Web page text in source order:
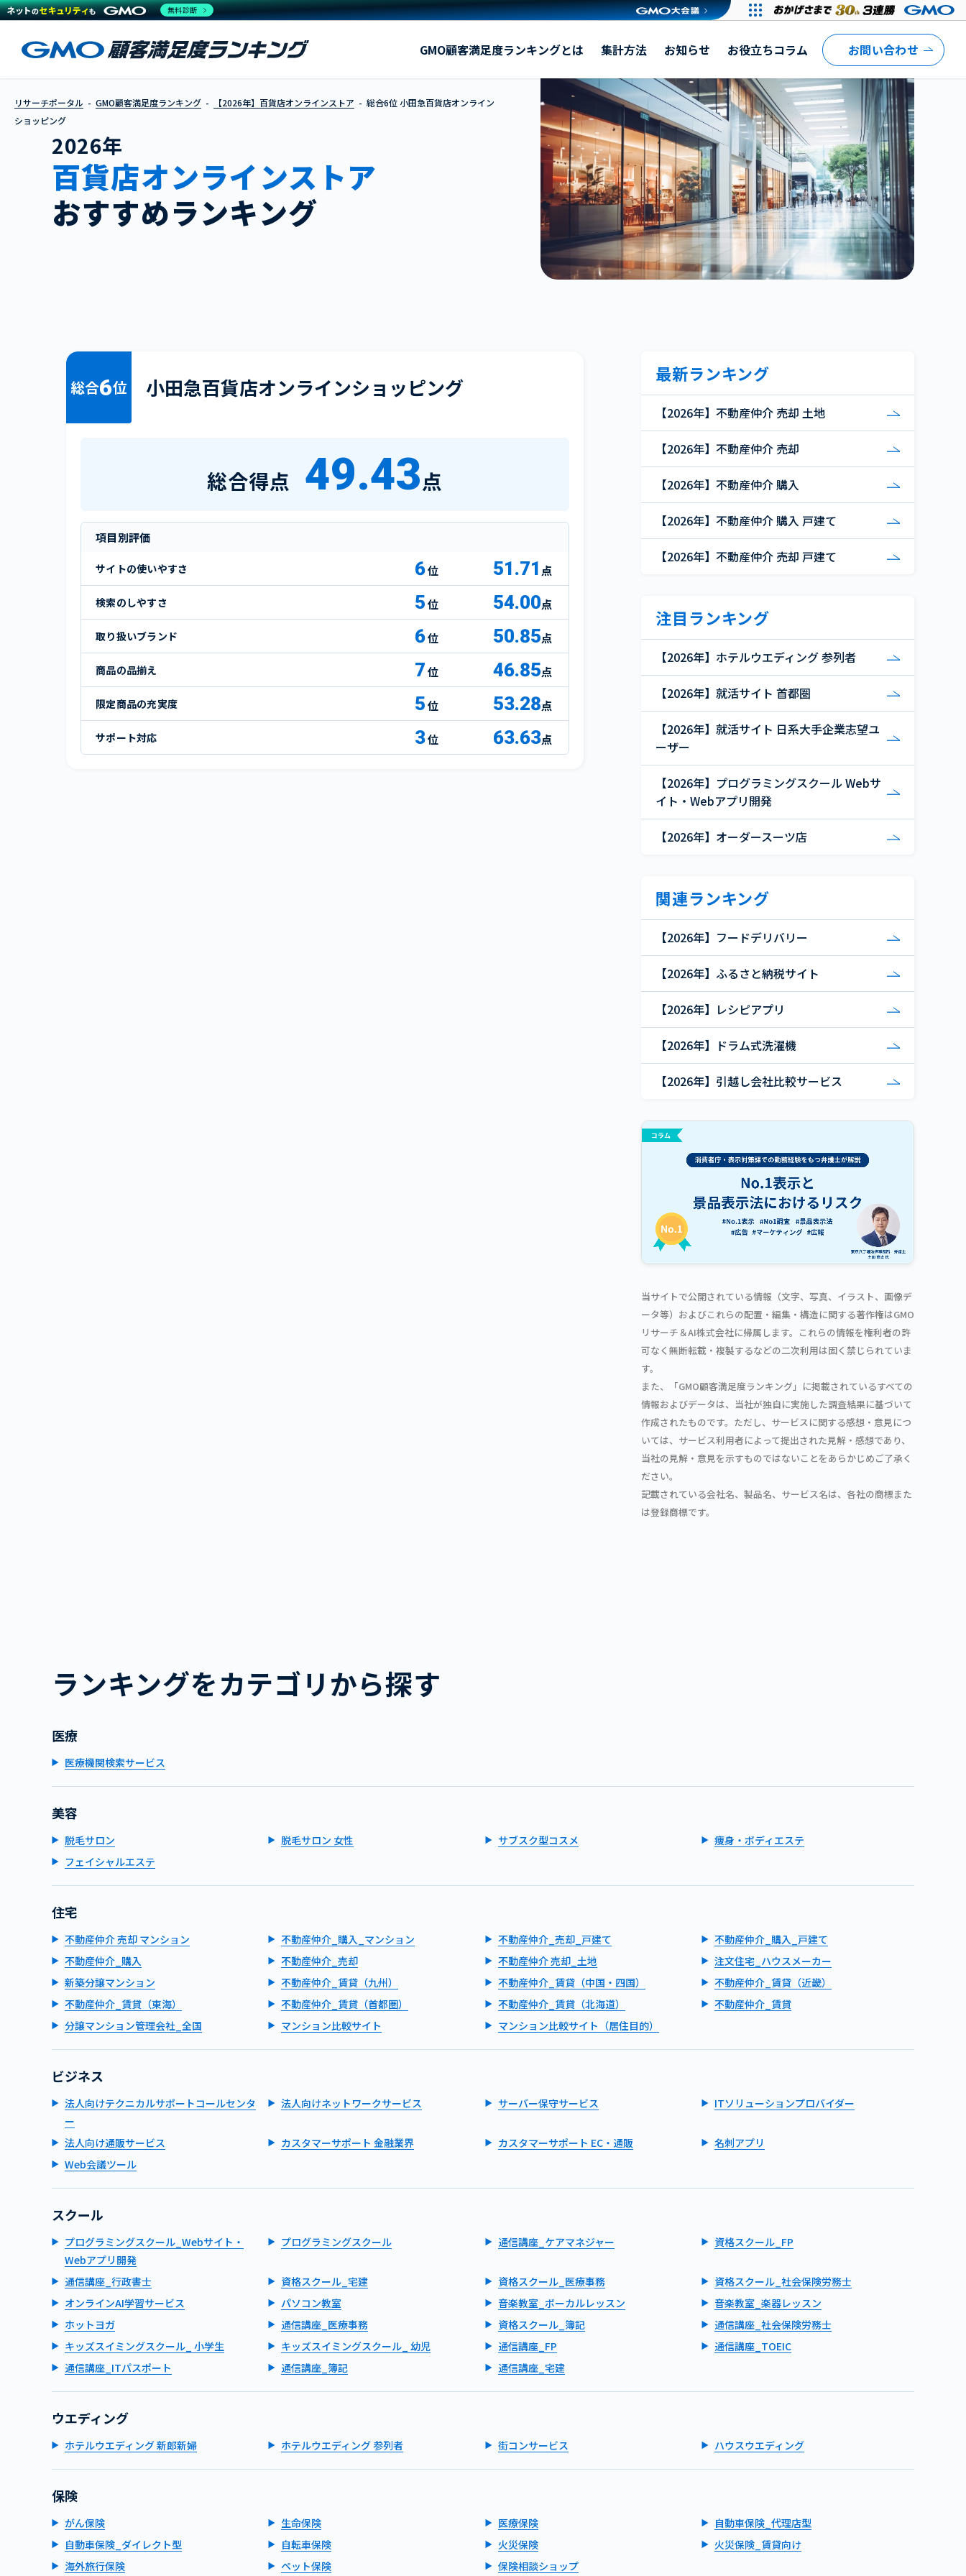
小田急百貨店オンラインショッピング
GMO顧客満足度ランキングとは 集計方法 お知らせ お役立ちコラム お問い合わせ
リサーチポータル GMO顧客満足度ランキング 【2026年】百貨店オンラインストア
総合6位 小田急百貨店オンライン
ショッピング
2026年
百貨店オンラインストア
おすすめランキング
総合6位 小田急百貨店オンラインショッピング
総合得点 49.43点
項目別評価
サイトの使いやすさ 6 51.71 点
検索のしやすさ 5 54.00点
取り扱いブランド 6 50.85点
商品の品揃え 7 46.85点
限定商品の充実度 5 53.28点
サポート対応 3 63.63点
最新ランキング
【2026年】不動産仲介 売却 土地
【2026年】不動産仲介 売却
【2026年】不動産仲介 購入
【2026年】不動産仲介 購入 戸建て
【2026年】不動産仲介 売却 戸建て
注目ランキング
【2026年】ホテルウエディング 参列者
【2026年】就活サイト 首都圏
【2026年】就活サイト 日系大手企業志望ユ
ーザー
【2026年】プログラミングスクール Webサ
イト・Webアプリ開発
【2026年】オーダースーツ店
関連ランキング
【2026年】フードデリバリー
【2026年】ふるさと納税サイト
【2026年】レシピアプリ
【2026年】ドラム式洗濯機
【2026年】引越し会社比較サービス
当サイトで公開されている情報（文字、写真、イラスト、画像デ
ータ等）およびこれらの配置・編集・構造に関する著作権はGMO
リサーチ＆AI株式会社に帰属します。これらの情報を権利者の許
可なく無断転載・複製するなどの二次利用は固く禁じられていま
す。
また、「GMO顧客満足度ランキング」に掲載されているすべての
情報およびデータは、当社が独自に実施した調査結果に基づいて
作成されたものです。ただし、サービスに関する感想・意見につ
いては、サービス利用者によって提出された見解・感想であり、
当社の見解・意見を示すものではないことをあらかじめご了承く
ださい。
記載されている会社名、製品名、サービス名は、各社の商標また
は登録商標です。
ランキングをカテゴリから探す
医療
医療機関検索サービス
美容
脱毛サロン 脱毛サロン 女性 サブスク型コスメ
痩身・ボディエステ
フェイシャルエステ
住宅
不動産仲介 売却 マンション 不動産仲介_購入_マンション 不動産仲介_売却_戸建て
不動産仲介_購入_戸建て
不動産仲介_購入
不動産仲介_売却 不動産仲介 売却_土地
注文住宅_ハウスメーカー
新築分譲マンション
不動産仲介_賃貸（九州） 不動産仲介_賃貸（中国・四国）
不動産仲介_賃貸（近畿）
不動産仲介_賃貸（東海）
不動産仲介_賃貸（首都圏） 不動産仲介_賃貸（北海道）
不動産仲介_賃貸
分譲マンション管理会社_全国
マンション比較サイト マンション比較サイト（居住目的）
ビジネス
法人向けテクニカルサポートコールセンタ
ー
法人向けネットワークサービス サーバー保守サービス ITソリューションプロバイダー
法人向け通販サービス カスタマーサポート 金融業界 カスタマーサポート EC・通販
名刺アプリ
Web会議ツール
スクール
プログラミングスクール_Webサイト・
Webアプリ開発
プログラミングスクール 通信講座_ケアマネジャー 資格スクール_FP
通信講座_行政書士 資格スクール_宅建 資格スクール_医療事務
資格スクール_社会保険労務士
オンラインAI学習サービス
パソコン教室 音楽教室_ボーカルレッスン
音楽教室_楽器レッスン
ホットヨガ
通信講座_医療事務 資格スクール_簿記
通信講座_社会保険労務士
キッズスイミングスクール_ 小学生
キッズスイミングスクール_ 幼児 通信講座_FP
通信講座_TOEIC
通信講座_ITパスポート
通信講座_簿記 通信講座_宅建
ウエディング
ホテルウエディング 新郎新婦 ホテルウエディング 参列者 街コンサービス ハウスウエディング
保険
がん保険 生命保険 医療保険
自動車保険_代理店型
自動車保険_ダイレクト型
自転車保険 火災保険
火災保険_賃貸向け
海外旅行保険
ペット保険 保険相談ショップ
無料診断